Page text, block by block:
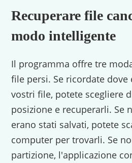
Recuperare file
modo intelligente
Il programma offre tre
file persi. Se ricordate dove
vostri file, potete scegliere
posizione e recuperarli. Se
erano stati salvati, potete
computer per trovarli. Se
partizione, l'applicazione